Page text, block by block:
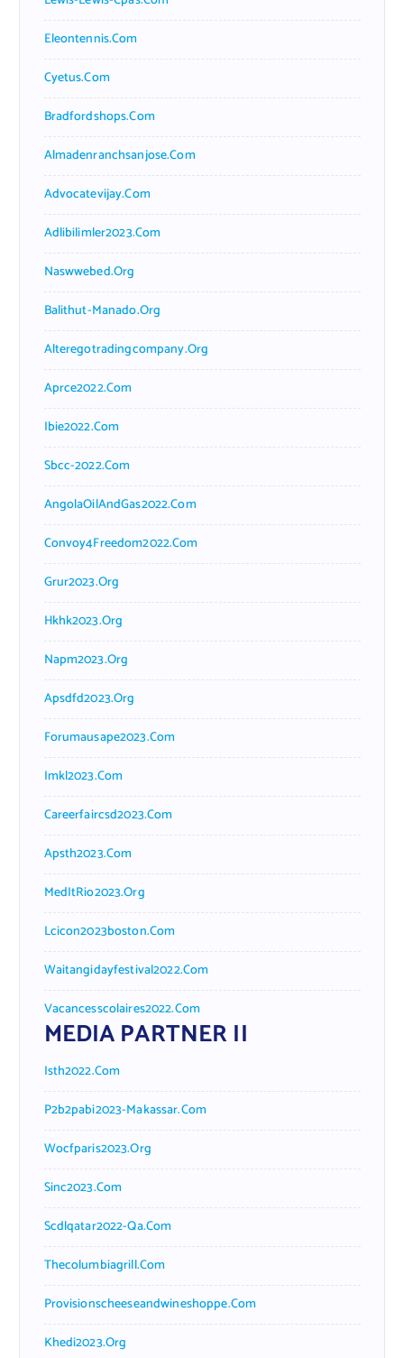
Eleontennis.com
Cyetus.com
Bradfordshops.com
Almadenranchsanjose.com
Advocatevijay.com
Adlibilimler2023.com
Naswwebed.org
Balithut-Manado.org
Alteregotradingcompany.org
Aprce2022.com
Ibie2022.com
Sbcc-2022.com
AngolaOilAndGas2022.com
Convoy4Freedom2022.com
Grur2023.org
Hkhk2023.org
Napm2023.org
Apsdfd2023.org
Forumausape2023.com
Imkl2023.com
Careerfaircsd2023.com
Apsth2023.com
MedItRio2023.org
Lcicon2023boston.com
Waitangidayfestival2022.com
Vacancesscolaires2022.com
MEDIA PARTNER II
Isth2022.com
P2b2pabi2023-Makassar.com
Wocfparis2023.org
Sinc2023.com
Scdlqatar2022-Qa.com
Thecolumbiagrill.com
Provisionscheeseandwineshoppe.com
Khedi2023.org